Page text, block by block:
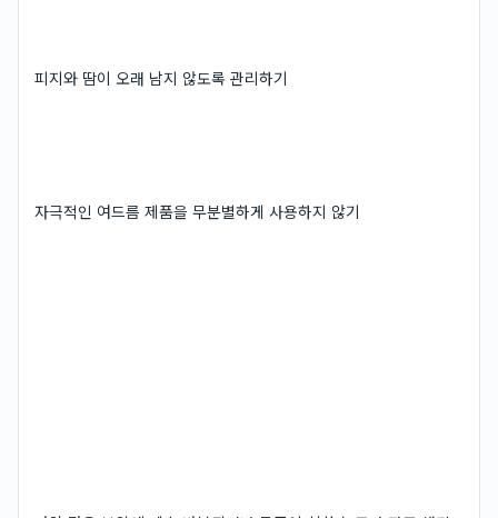
피지와 땀이 오래 남지 않도록 관리하기
자극적인 여드름 제품을 무분별하게 사용하지 않기